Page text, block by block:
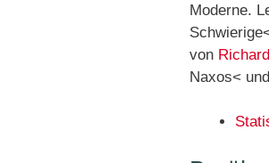
Moderne.
von Richard
Naxos<